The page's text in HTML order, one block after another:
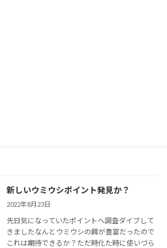
新しいウミウシポイント発見か？
2022年8月23日
先日気になっていたポイントへ調査ダイブして
きましたなんとウミウシの餌が豊富だったので
これは期待できるか？ただ時化た時に使いづら